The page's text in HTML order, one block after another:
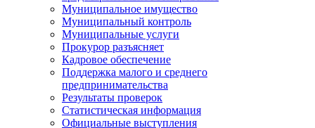
Муниципальное имущество
Муниципальный контроль
Муниципальные услуги
Прокурор разъясняет
Кадровое обеспечение
Поддержка малого и среднего
предпринимательства
Результаты проверок
Статистическая информация
Официальные выступления